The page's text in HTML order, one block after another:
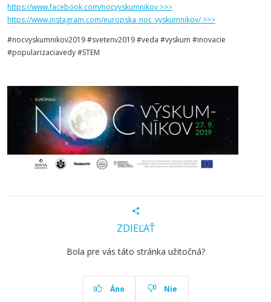
https://www.facebook.com/nocvyskumnikov >>>
https://www.instagram.com/europska_noc_vyskumnikov/ >>>
#nocvyskumnikov2019 #svetenv2019 #veda #vyskum #inovacie
#popularizaciavedy #STEM
ZDIEĽAŤ
Bola pre vás táto stránka užitočná?
Áno Nie